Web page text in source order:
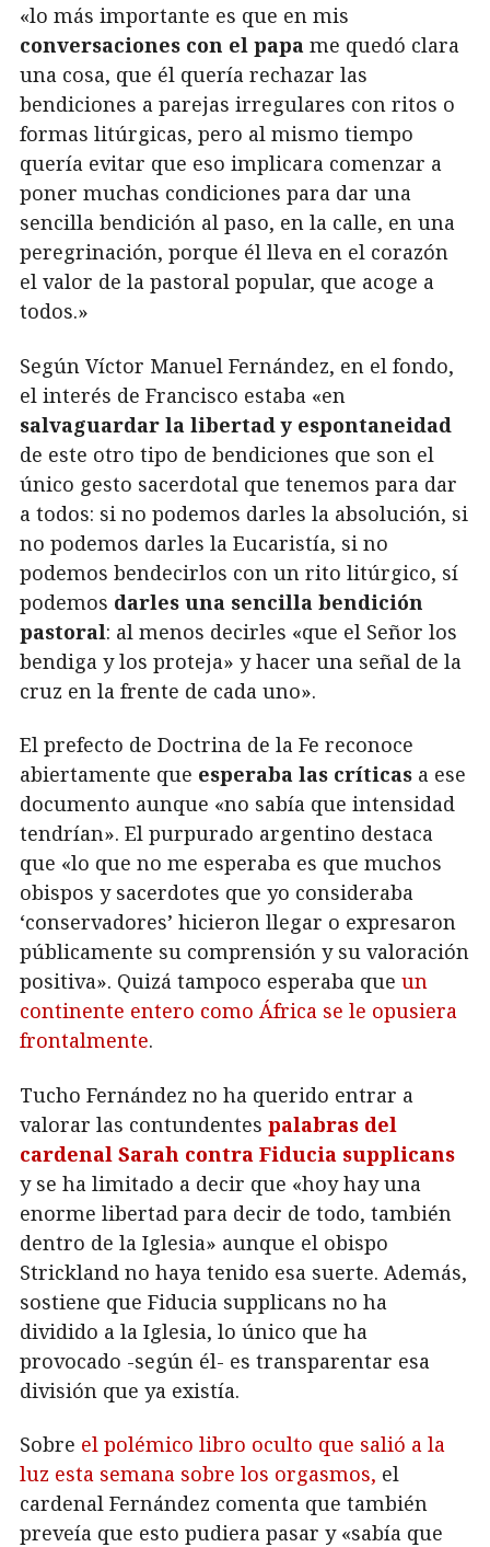
«lo más importante es que en mis
conversaciones con el papa me quedó clara
una cosa, que él quería rechazar las
bendiciones a parejas irregulares con ritos o
formas litúrgicas, pero al mismo tiempo
quería evitar que eso implicara comenzar a
poner muchas condiciones para dar una
sencilla bendición al paso, en la calle, en una
peregrinación, porque él lleva en el corazón
el valor de la pastoral popular, que acoge a
todos.»
Según Víctor Manuel Fernández, en el fondo,
el interés de Francisco estaba «en
salvaguardar la libertad y espontaneidad
de este otro tipo de bendiciones que son el
único gesto sacerdotal que tenemos para dar
a todos: si no podemos darles la absolución, si
no podemos darles la Eucaristía, si no
podemos bendecirlos con un rito litúrgico, sí
podemos darles una sencilla bendición
pastoral: al menos decirles «que el Señor los
bendiga y los proteja» y hacer una señal de la
cruz en la frente de cada uno».
El prefecto de Doctrina de la Fe reconoce
abiertamente que esperaba las críticas a ese
documento aunque «no sabía que intensidad
tendrían». El purpurado argentino destaca
que «lo que no me esperaba es que muchos
obispos y sacerdotes que yo consideraba
‘conservadores’ hicieron llegar o expresaron
públicamente su comprensión y su valoración
positiva». Quizá tampoco esperaba que un
continente entero como África se le opusiera
frontalmente.
Tucho Fernández no ha querido entrar a
valorar las contundentes palabras del
cardenal Sarah contra Fiducia supplicans
y se ha limitado a decir que «hoy hay una
enorme libertad para decir de todo, también
dentro de la Iglesia» aunque el obispo
Strickland no haya tenido esa suerte. Además,
sostiene que Fiducia supplicans no ha
dividido a la Iglesia, lo único que ha
provocado -según él- es transparentar esa
división que ya existía.
Sobre el polémico libro oculto que salió a la
luz esta semana sobre los orgasmos, el
cardenal Fernández comenta que también
preveía que esto pudiera pasar y «sabía que